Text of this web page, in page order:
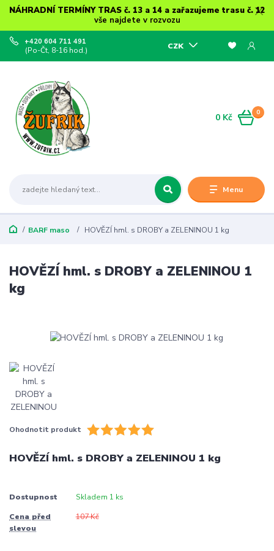
NÁHRADNÍ TERMÍNY TRAS č. 13 a 14 a zařazujeme trasu č. 12
vše najdete v rozvozu
Menu
CZK
+420 604 711 491
(Po-Čt, 8-16 hod.)
0
0 Kč
BARF maso HOVĚZÍ hml. s DROBY a ZELENINOU 1 kg
HOVĚZÍ hml. s DROBY a ZELENINOU 1
kg
Ohodnotit produkt
HOVĚZÍ hml. s DROBY a ZELENINOU 1 kg
Dostupnost Skladem 1 ks
Cena před
slevou
107 Kč